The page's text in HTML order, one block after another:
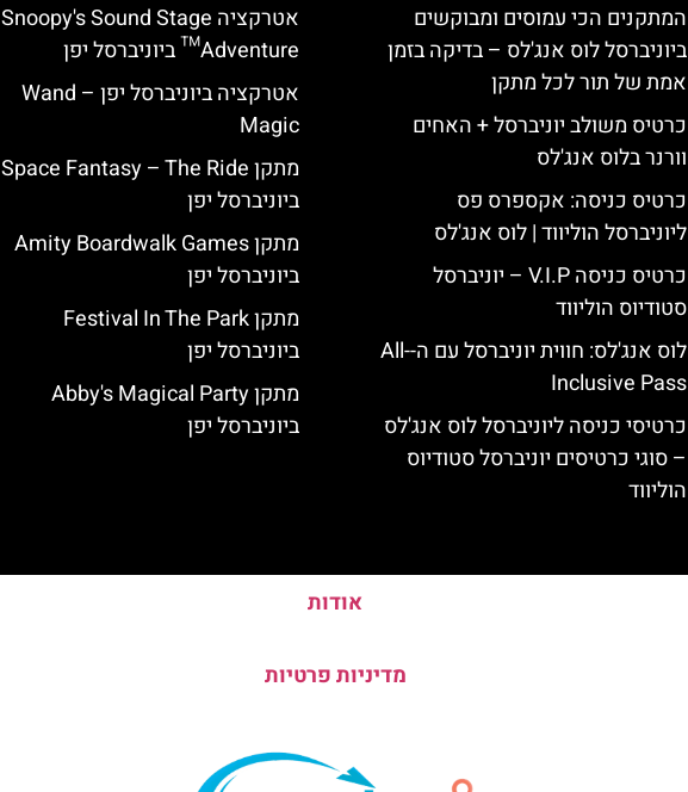
המתקנים הכי עמוסים ומבוקשים
ביוניברסל לוס אנג'לס – בדיקה בזמן
אמת של תור לכל מתקן
כרטיס משולב יוניברסל + האחים
וורנר בלוס אנג'לס
כרטיס כניסה: אקספרס פס
ליוניברסל הוליווד | לוס אנג'לס
כרטיס כניסה V.I.P – יוניברסל
סטודיוס הוליווד
לוס אנג'לס: חווית יוניברסל עם ה-All-
Inclusive Pass
כרטיסי כניסה ליוניברסל לוס אנג'לס
– סוגי כרטיסים יוניברסל סטודיוס
הוליווד
אטרקציה Snoopy's Sound Stage
Adventure™ ביוניברסל יפן
אטרקציה ביוניברסל יפן – Wand
Magic
מתקן Space Fantasy – The Ride
ביוניברסל יפן
מתקן Amity Boardwalk Games
ביוניברסל יפן
מתקן Festival In The Park
ביוניברסל יפן
מתקן Abby's Magical Party
ביוניברסל יפן
אודות
מדיניות פרטיות